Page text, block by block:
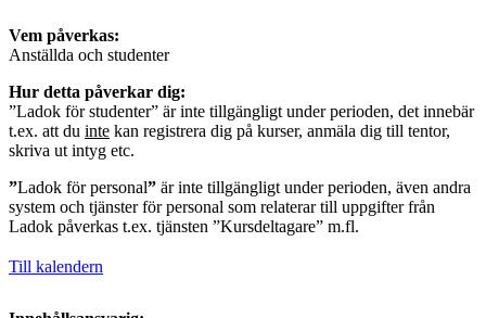
Vem påverkas:
Anställda och studenter
Hur detta påverkar dig:
”Ladok för studenter” är inte tillgängligt under perioden, det innebär
t.ex. att du inte kan registrera dig på kurser, anmäla dig till tentor,
skriva ut intyg etc.
”Ladok för personal” är inte tillgängligt under perioden, även andra
system och tjänster för personal som relaterar till uppgifter från
Ladok påverkas t.ex. tjänsten ”Kursdeltagare” m.fl.
Till kalendern